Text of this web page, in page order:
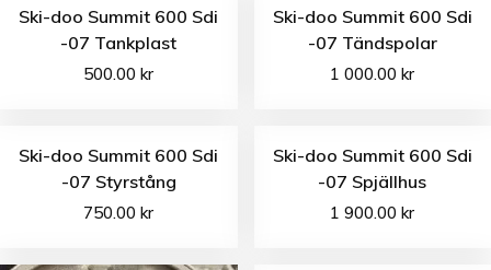
Ski-doo Summit 600 Sdi
-07 Tankplast
500.00kr
Ski-doo Summit 600 Sdi
-07 Tändspolar
1 000.00kr
Ski-doo Summit 600 Sdi
-07 Styrstång
750.00kr
Ski-doo Summit 600 Sdi
-07 Spjällhus
1 900.00kr